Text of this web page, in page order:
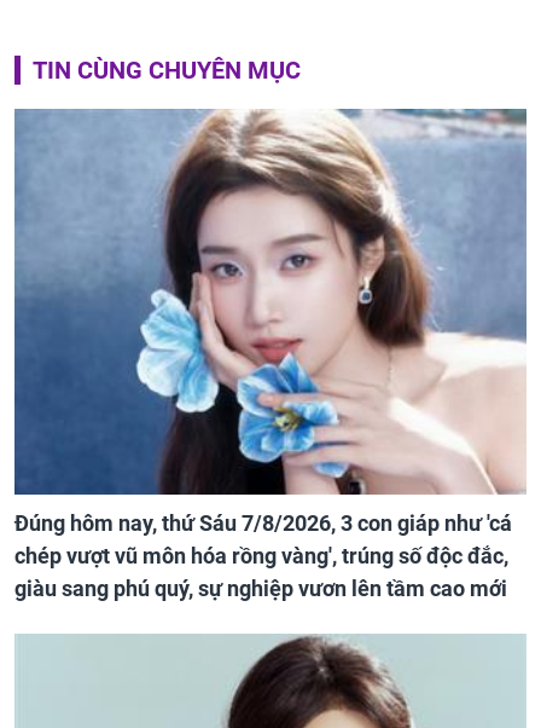
TIN CÙNG CHUYÊN MỤC
Đúng hôm nay, thứ Sáu 7/8/2026, 3 con giáp như 'cá
chép vượt vũ môn hóa rồng vàng', trúng số độc đắc,
giàu sang phú quý, sự nghiệp vươn lên tầm cao mới